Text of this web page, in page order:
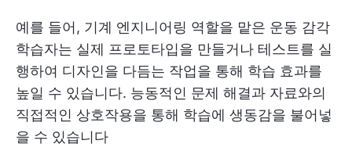
예를 들어, 기계 엔지니어링 역할을 맡은 운동 감각
학습자는 실제 프로토타입을 만들거나 테스트를 실
행하여 디자인을 다듬는 작업을 통해 학습 효과를
높일 수 있습니다. 능동적인 문제 해결과 자료와의
직접적인 상호작용을 통해 학습에 생동감을 불어넣
을 수 있습니다